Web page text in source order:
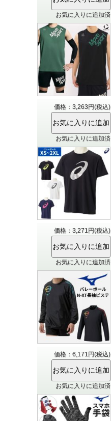
お気に入りに追加済
価格：3,263円(税込)
お気に入りに追加済
価格：3,271円(税込)
お気に入りに追加済
価格：6,171円(税込)
お気に入りに追加済